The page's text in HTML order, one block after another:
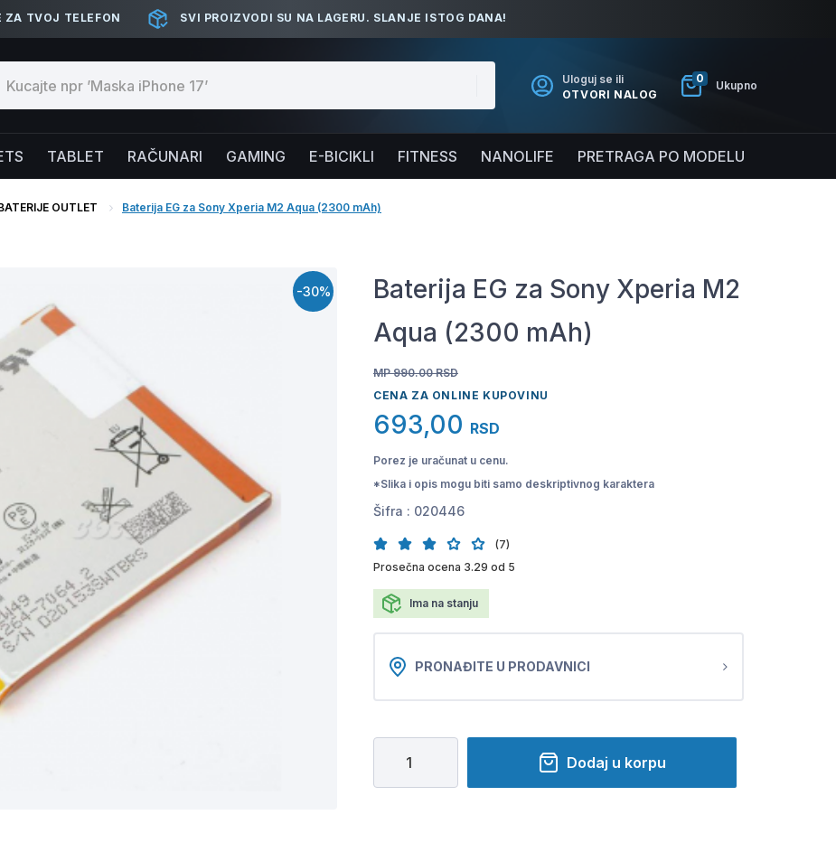
ZA TVOJ TELEFON SVI PROIZVODI SU NA LAGERU. SLANJE ISTOG DANA!
Uloguj se ili
OTVORI NALOG
0
Ukupno
TABLET RAČUNARI GAMING E-BICIKLI FITNESS NANOLIFE PRETRAGA PO MODELU
OUTLET Baterija EG za Sony Xperia M2 Aqua (2300 mAh)
-30%
Baterija EG za Sony Xperia M2
Aqua (2300 mAh)
MP 990.00 RSD
CENA ZA ONLINE KUPOVINU
693,00 RSD
Porez je uračunat u cenu.
*Slika i opis mogu biti samo deskriptivnog karaktera
Šifra : 020446
(7)
Prosečna ocena 3.29 od 5
Ima na stanju
PRONAĐITE U PRODAVNICI
Dodaj u korpu